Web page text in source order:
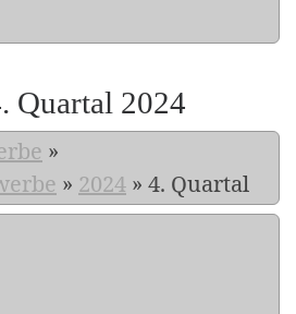
Quartal 2024
»
» 2024 » 4. Quartal